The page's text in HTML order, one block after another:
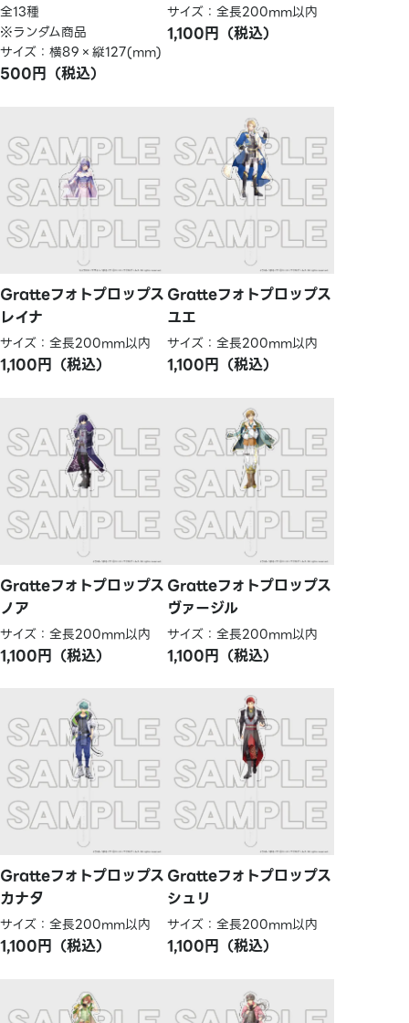
全13種
※ランダム商品
サイズ：横89×縦127(mm)
500円（税込）
サイズ：全長200mm以内
1,100円（税込）
Gratteフォトプロップス
レイナ
サイズ：全長200mm以内
1,100円（税込）
Gratteフォトプロップス
ユエ
サイズ：全長200mm以内
1,100円（税込）
Gratteフォトプロップス
ノア
サイズ：全長200mm以内
1,100円（税込）
Gratteフォトプロップス
ヴァージル
サイズ：全長200mm以内
1,100円（税込）
Gratteフォトプロップス
カナタ
サイズ：全長200mm以内
1,100円（税込）
Gratteフォトプロップス
シュリ
サイズ：全長200mm以内
1,100円（税込）